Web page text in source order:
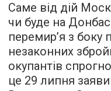
Саме від дій
чи буде на
перемир’я з боку
незаконних
окупантів
це 29 липня